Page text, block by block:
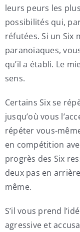
leurs peurs les
possibilités qui,
réfutées. Si un Six
paranoïaques,
qu’il a établi. Le
sens.
Certains Six se
jusqu’où vous
répéter vous-
en compétition
progrès des Six
deux pas en
même.
S’il vous prend
agressive et